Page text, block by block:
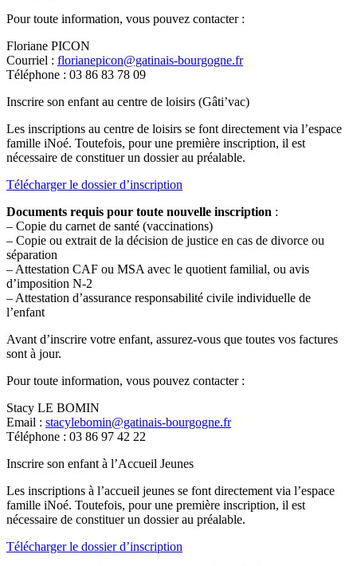
Pour toute information, vous pouvez contacter :
Floriane PICON
Courriel : florianepicon@gatinais-bourgogne.fr
Téléphone : 03 86 83 78 09
Inscrire son enfant au centre de loisirs (Gâti’vac)
Les inscriptions au centre de loisirs se font directement via l’espace
famille iNoé. Toutefois, pour une première inscription, il est
nécessaire de constituer un dossier au préalable.
Télécharger le dossier d’inscription
Documents requis pour toute nouvelle inscription :
– Copie du carnet de santé (vaccinations)
– Copie ou extrait de la décision de justice en cas de divorce ou
séparation
– Attestation CAF ou MSA avec le quotient familial, ou avis
d’imposition N-2
– Attestation d’assurance responsabilité civile individuelle de
l’enfant
Avant d’inscrire votre enfant, assurez-vous que toutes vos factures
sont à jour.
Pour toute information, vous pouvez contacter :
Stacy LE BOMIN
Email : stacylebomin@gatinais-bourgogne.fr
Téléphone : 03 86 97 42 22
Inscrire son enfant à l’Accueil Jeunes
Les inscriptions à l’accueil jeunes se font directement via l’espace
famille iNoé. Toutefois, pour une première inscription, il est
nécessaire de constituer un dossier au préalable.
Télécharger le dossier d’inscription